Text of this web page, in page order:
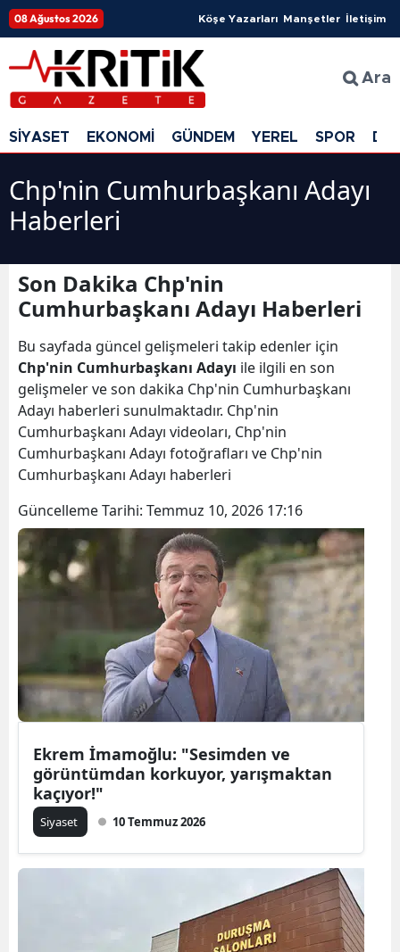
08 Ağustos 2026 Köşe Yazarları Manşetler İletişim
Ara
SİYASET EKONOMİ GÜNDEM YEREL SPOR
Chp'nin Cumhurbaşkanı Adayı
Haberleri
Son Dakika Chp'nin
Cumhurbaşkanı Adayı Haberleri
Bu sayfada güncel gelişmeleri takip edenler için
Chp'nin Cumhurbaşkanı Adayı ile ilgili en son
gelişmeler ve son dakika Chp'nin Cumhurbaşkanı
Adayı haberleri sunulmaktadır. Chp'nin
Cumhurbaşkanı Adayı videoları, Chp'nin
Cumhurbaşkanı Adayı fotoğrafları ve Chp'nin
Cumhurbaşkanı Adayı haberleri
Güncelleme Tarihi: Temmuz 10, 2026 17:16
Ekrem İmamoğlu: "Sesimden ve
görüntümdan korkuyor, yarışmaktan
kaçıyor!"
Siyaset 10 Temmuz 2026